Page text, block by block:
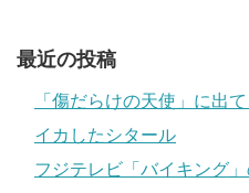
最近の投稿
「傷だらけの天使」に出
イカしたシタール
フジテレビ「バイキング